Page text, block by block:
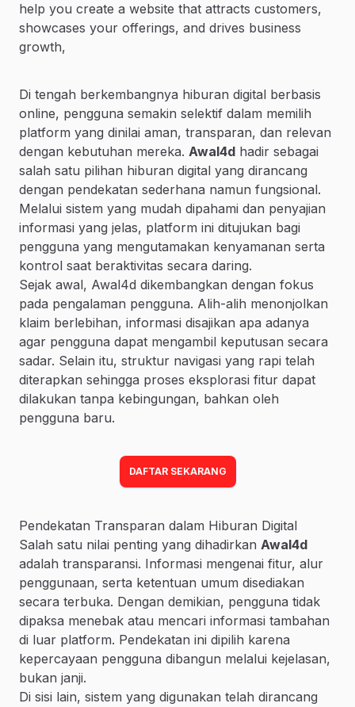
help you create a website that attracts customers,
showcases your offerings, and drives business
growth,
Di tengah berkembangnya hiburan digital berbasis
online, pengguna semakin selektif dalam memilih
platform yang dinilai aman, transparan, dan relevan
dengan kebutuhan mereka. Awal4d hadir sebagai
salah satu pilihan hiburan digital yang dirancang
dengan pendekatan sederhana namun fungsional.
Melalui sistem yang mudah dipahami dan penyajian
informasi yang jelas, platform ini ditujukan bagi
pengguna yang mengutamakan kenyamanan serta
kontrol saat beraktivitas secara daring.
Sejak awal, Awal4d dikembangkan dengan fokus
pada pengalaman pengguna. Alih-alih menonjolkan
klaim berlebihan, informasi disajikan apa adanya
agar pengguna dapat mengambil keputusan secara
sadar. Selain itu, struktur navigasi yang rapi telah
diterapkan sehingga proses eksplorasi fitur dapat
dilakukan tanpa kebingungan, bahkan oleh
pengguna baru.
DAFTAR SEKARANG
Pendekatan Transparan dalam Hiburan Digital
Salah satu nilai penting yang dihadirkan Awal4d
adalah transparansi. Informasi mengenai fitur, alur
penggunaan, serta ketentuan umum disediakan
secara terbuka. Dengan demikian, pengguna tidak
dipaksa menebak atau mencari informasi tambahan
di luar platform. Pendekatan ini dipilih karena
kepercayaan pengguna dibangun melalui kejelasan,
bukan janji.
Di sisi lain, sistem yang digunakan telah dirancang